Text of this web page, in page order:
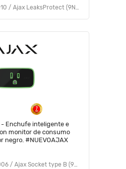
AJAX / AJX1180010 / Ajax LeaksProtect (9NA)
Enchufe inteligente e
monitor de consumo
negro. #NUEVOAJAX
AJAX / AJX1220006 / Ajax Socket type B (9NA)